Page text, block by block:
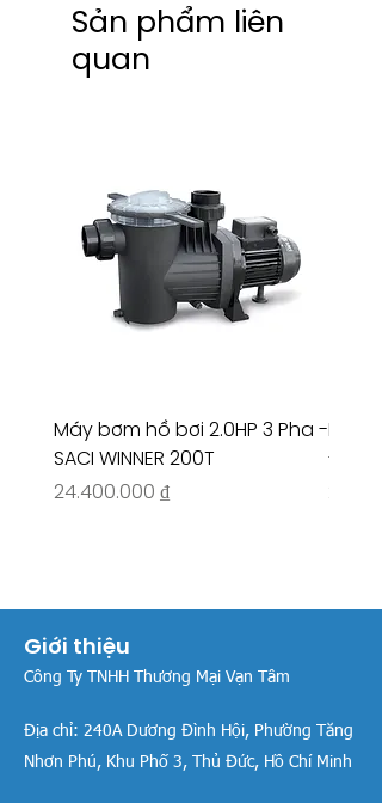
Sản phẩm liên
quan
Máy bơm hồ bơi 2.0HP 3 Pha -
SACI WINNER 200T
Giá
24.400.000 ₫
Máy
-
Giới thiệu
Công Ty TNHH Thương Mại Vạn Tâm
Địa chỉ: 240A Dương Đình Hội, Phường Tăng
Nhơn Phú, Khu Phố 3, Thủ Đức, Hồ Chí Minh